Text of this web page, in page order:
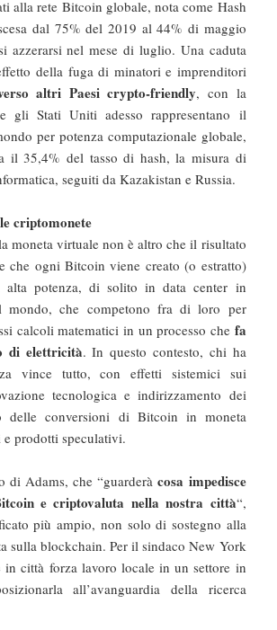
alla rete Bitcoin globale, nota come Hash
dal 75% del 2019 al 44% di maggio
azzerarsi nel mese di luglio. Una caduta
della fuga di minatori e imprenditori
altri Paesi crypto-friendly, con la
gli Stati Uniti adesso rappresentano il
per potenza computazionale globale,
il 35,4% del tasso di hash, la misura di
seguiti da Kazakistan e Russia.
criptomonete
moneta virtuale non è altro che il risultato
che ogni Bitcoin viene creato (o estratto)
alta potenza, di solito in data center in
mondo, che competono fra di loro per
calcoli matematici in un processo che fa
di elettricità. In questo contesto, chi ha
vince tutto, con effetti sistemici sui
tecnologica e indirizzamento dei
delle conversioni di Bitcoin in moneta
e prodotti speculativi.
di Adams, che “guarderàcosa impedisce
e criptovaluta nella nostra città“,
più ampio, non solo di sostegno alla
sulla blockchain. Per il sindaco New York
in città forza lavoro locale in un settore in
all’avanguardia della ricerca